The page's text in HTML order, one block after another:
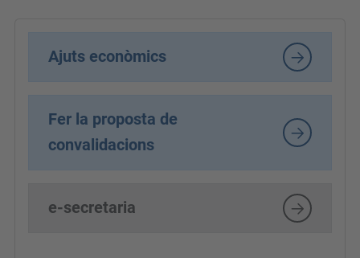
Ajuts econòmics
Fer la proposta de
convalidacions
e-secretaria